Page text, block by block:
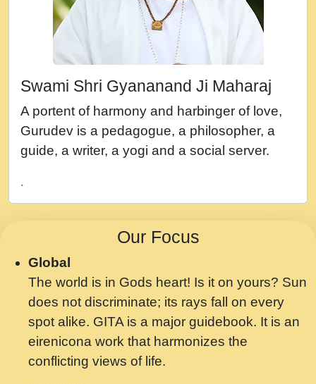
2018 - Rishikesh - Swami Gyananand Ji
Maharaj.mp3
न म गवद गपल गद फर, पयर महन न रझद फर! shri
नह भरस रह लडडल... अपन खट करम क !!!! मह दद
सहर चरण क .....mp3
बगड नसब कसन सवर तर बगर Shri ravinandan
shastri ji maharaj.mp3
Chahe Ram Ho Chahe Shyam Ho.mp3
मझ अपन जवन बनन न आय, रठ हर क मनन न आय
Shri ravinandan shastri ji maharaj.mp3
मन अशांत मंत्र जाप - गीता प्रेरणा -Swami
Gyananand Ji Maharaj.mp3
मन बध लय परम वल कगन Special Shyam
Swami Shri Gyananand Ji Maharaj
A portent of harmony and harbinger of love,
Gurudev is a pedagogue, a philosopher, a
guide, a writer, a yogi and a social server.
.
Our Focus
Global
The world is in Gods heart! Is it on yours? Sun
does not discriminate; its rays fall on every
spot alike. GITA is a major guidebook. It is an
eirenicona work that harmonizes the
conflicting views of life.